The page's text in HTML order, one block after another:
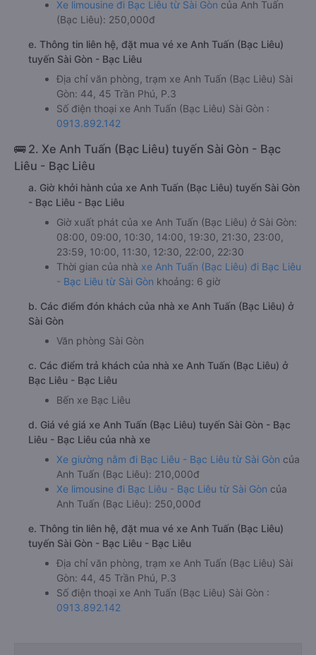
Xe limousine đi Bạc Liêu từ Sài Gòn của Anh Tuấn
(Bạc Liêu): 250,000đ
e. Thông tin liên hệ, đặt mua vé xe Anh Tuấn (Bạc Liêu)
tuyến Sài Gòn - Bạc Liêu
Địa chỉ văn phòng, trạm xe Anh Tuấn (Bạc Liêu) Sài
Gòn: 44, 45 Trần Phú, P.3
Số điện thoại xe Anh Tuấn (Bạc Liêu) Sài Gòn :
0913.892.142
🚌 2. Xe Anh Tuấn (Bạc Liêu) tuyến Sài Gòn - Bạc
Liêu - Bạc Liêu
a. Giờ khởi hành của xe Anh Tuấn (Bạc Liêu) tuyến Sài Gòn
- Bạc Liêu - Bạc Liêu
Giờ xuất phát của xe Anh Tuấn (Bạc Liêu) ở Sài Gòn:
08:00, 09:00, 10:30, 14:00, 19:30, 21:30, 23:00,
23:59, 10:00, 11:30, 12:30, 22:00, 22:30
Thời gian của nhà xe Anh Tuấn (Bạc Liêu) đi Bạc Liêu
- Bạc Liêu từ Sài Gòn khoảng: 6 giờ
b. Các điểm đón khách của nhà xe Anh Tuấn (Bạc Liêu) ở
Sài Gòn
Văn phòng Sài Gòn
c. Các điểm trả khách của nhà xe Anh Tuấn (Bạc Liêu) ở
Bạc Liêu - Bạc Liêu
Bến xe Bạc Liêu
d. Giá vé giá xe Anh Tuấn (Bạc Liêu) tuyến Sài Gòn - Bạc
Liêu - Bạc Liêu của nhà xe
Xe giường nằm đi Bạc Liêu - Bạc Liêu từ Sài Gòn của
Anh Tuấn (Bạc Liêu): 210,000đ
Xe limousine đi Bạc Liêu - Bạc Liêu từ Sài Gòn của
Anh Tuấn (Bạc Liêu): 250,000đ
e. Thông tin liên hệ, đặt mua vé xe Anh Tuấn (Bạc Liêu)
tuyến Sài Gòn - Bạc Liêu - Bạc Liêu
Địa chỉ văn phòng, trạm xe Anh Tuấn (Bạc Liêu) Sài
Gòn: 44, 45 Trần Phú, P.3
Số điện thoại xe Anh Tuấn (Bạc Liêu) Sài Gòn :
0913.892.142